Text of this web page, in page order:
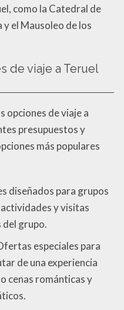
como la Catedral de
el Mausoleo de los
de viaje a Teruel
opciones de viaje a
presupuestos y
más populares
diseñados para grupos
y visitas
del grupo.
especiales para
de una experiencia
cenas románticas y